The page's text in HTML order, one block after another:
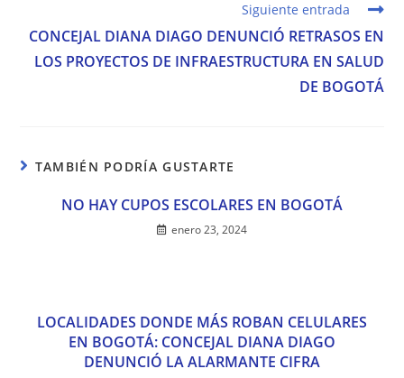
Siguiente entrada
CONCEJAL DIANA DIAGO DENUNCIÓ RETRASOS EN
LOS PROYECTOS DE INFRAESTRUCTURA EN SALUD
DE BOGOTÁ
TAMBIÉN PODRÍA GUSTARTE
NO HAY CUPOS ESCOLARES EN BOGOTÁ
enero 23, 2024
LOCALIDADES DONDE MÁS ROBAN CELULARES
EN BOGOTÁ: CONCEJAL DIANA DIAGO
DENUNCIÓ LA ALARMANTE CIFRA